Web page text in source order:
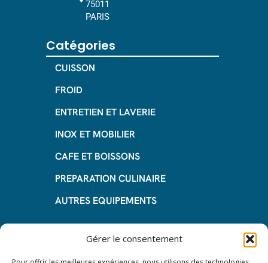
Gérer le consentement
75011
PARIS
Catégories
CUISSON
FROID
ENTRETIEN ET LAVERIE
INOX ET MOBILIER
CAFE ET BOISSONS
PREPARATION CULINAIRE
AUTRES EQUIPEMENTS
Informations
Questions fréquentes